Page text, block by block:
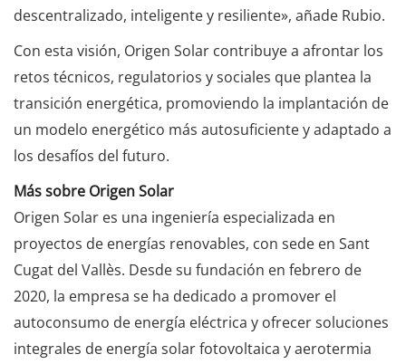
descentralizado, inteligente y resiliente», añade Rubio.
Con esta visión, Origen Solar contribuye a afrontar los
retos técnicos, regulatorios y sociales que plantea la
transición energética, promoviendo la implantación de
un modelo energético más autosuficiente y adaptado a
los desafíos del futuro.
Más sobre Origen Solar
Origen Solar es una ingeniería especializada en
proyectos de energías renovables, con sede en Sant
Cugat del Vallès. Desde su fundación en febrero de
2020, la empresa se ha dedicado a promover el
autoconsumo de energía eléctrica y ofrecer soluciones
integrales de energía solar fotovoltaica y aerotermia